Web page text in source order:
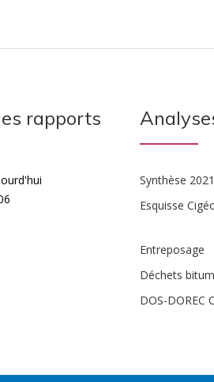
rapports
Synthèse 2021
Esquisse
Entreposage
Déchets
DOS-DOREC